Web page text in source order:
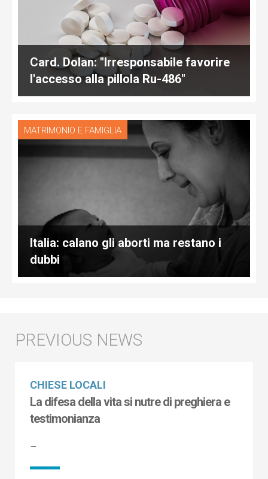
Card. Dolan: "Irresponsabile favorire
l'accesso alla pillola Ru-486"
MATRIMONIO E FAMIGLIA
Italia: calano gli aborti ma restano i
dubbi
CHIESE LOCALI
La difesa della vita si nutre di preghiera e
testimonianza
–